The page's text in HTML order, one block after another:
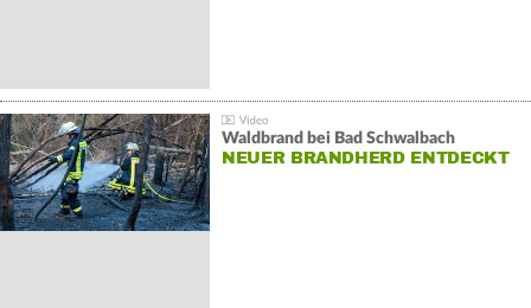
Waldbrand bei Bad Schwalbach
NEUER BRANDHERD ENTDECKT